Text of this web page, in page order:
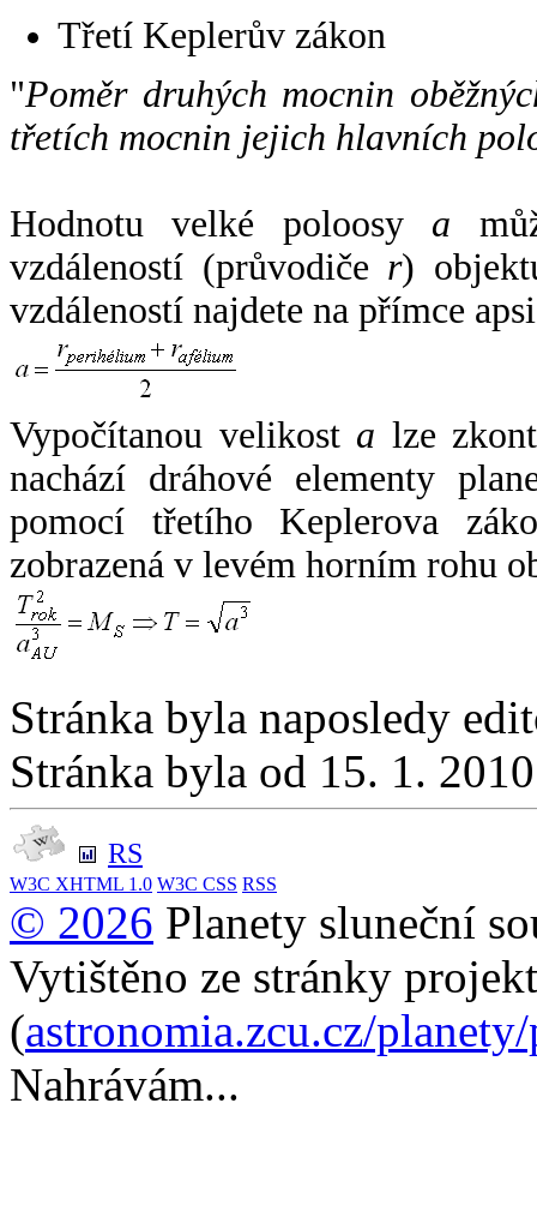
Třetí Keplerův zákon
"Poměr druhých mocnin
třetích mocnin jejich hlavních
Hodnotu velké poloosy a
vzdáleností (průvodiče r)
vzdáleností najdete na přímce
Vypočítanou velikost a lze
nachází dráhové elementy
pomocí třetího Keplerova
zobrazená v levém horním rohu
Stránka byla naposledy
Stránka byla od 15. 1.
RS
W3C XHTML 1.0 W3C CSS RSS
© 2026 Planety sluneční
Vytištěno ze stránky
(astronomia.zcu.cz/
Nahrávám...